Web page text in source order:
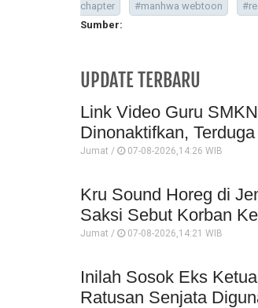
chapter
#manhwa webtoon
Sumber:
UPDATE TERBARU
Link Video Guru
Dinonaktifkan,
Jumat / 07-08-2026,14:26 WIB
Kru Sound Horeg di
Saksi Sebut Korban
Jumat / 07-08-2026,14:21 WIB
Inilah Sosok Eks
Ratusan Senjata